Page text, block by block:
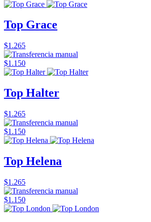
Top Grace
$1.265
$1.150
Top Halter
$1.265
$1.150
Top Helena
$1.265
$1.150